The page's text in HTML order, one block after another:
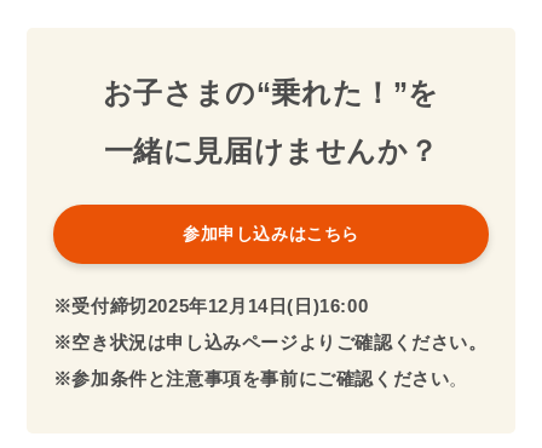
お子さまの“乗れた！”を
一緒に見届けませんか？
参加申し込みはこちら
※受付締切2025年12月14日(日)16:00
※空き状況は申し込みページよりご確認ください。
※参加条件と注意事項を事前にご確認ください。